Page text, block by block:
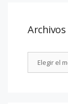
Archivos